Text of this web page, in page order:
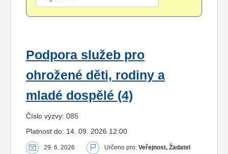
Podpora služeb pro
ohrožené děti, rodiny a
mladé dospělé (4)
Číslo výzvy: 085
Platnost do: 14. 09. 2026 12:00
29. 6. 2026 Určeno pro: Veřejnost, Žadatel